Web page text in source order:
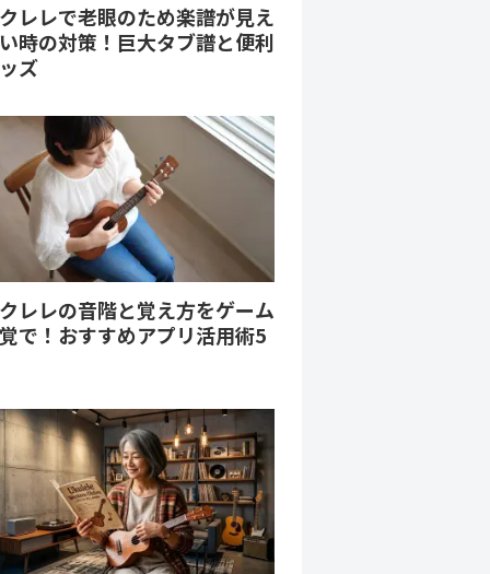
レレで老眼のため楽譜が見え
時の対策！巨大タブ譜と便利
ズ
レレの音階と覚え方をゲーム
で！おすすめアプリ活用術5